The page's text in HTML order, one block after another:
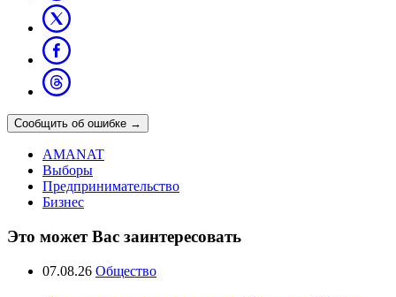
Сообщить об ошибке →
AMANAT
Выборы
Предпринимательство
Бизнес
Это может Вас заинтересовать
07.08.26 Общество